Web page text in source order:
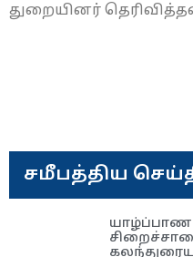
துறையினர்
சமீபத்திய